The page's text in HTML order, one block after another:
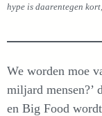
hype is daarentegen
We worden moe
miljard mensen?’
en Big Food